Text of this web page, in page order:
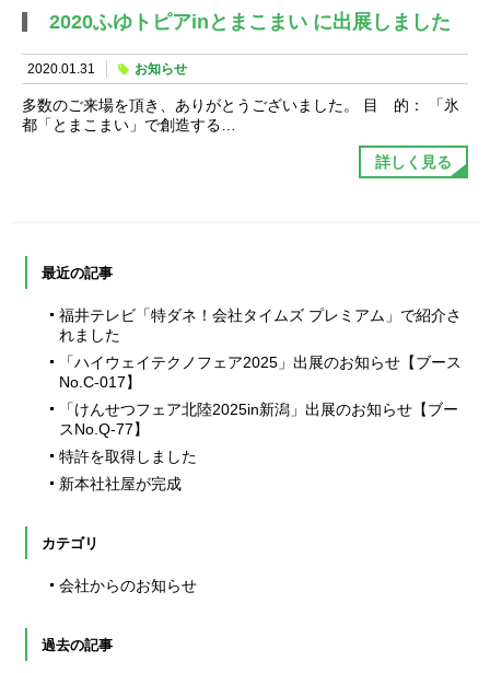
2020ふゆトピアinとまこまい に出展しました
2020.01.31 お知らせ
多数のご来場を頂き、ありがとうございました。 目 的： 「氷
都「とまこまい」で創造する…
詳しく見る
最近の記事
福井テレビ「特ダネ！会社タイムズ プレミアム」で紹介さ
れました
「ハイウェイテクノフェア2025」出展のお知らせ【ブース
No.C-017】
「けんせつフェア北陸2025in新潟」出展のお知らせ【ブー
スNo.Q-77】
特許を取得しました
新本社社屋が完成
カテゴリ
会社からのお知らせ
過去の記事